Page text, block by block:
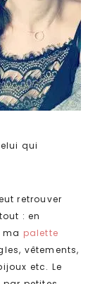
qui
retrouver
: en
palette
vêtements,
etc. Le